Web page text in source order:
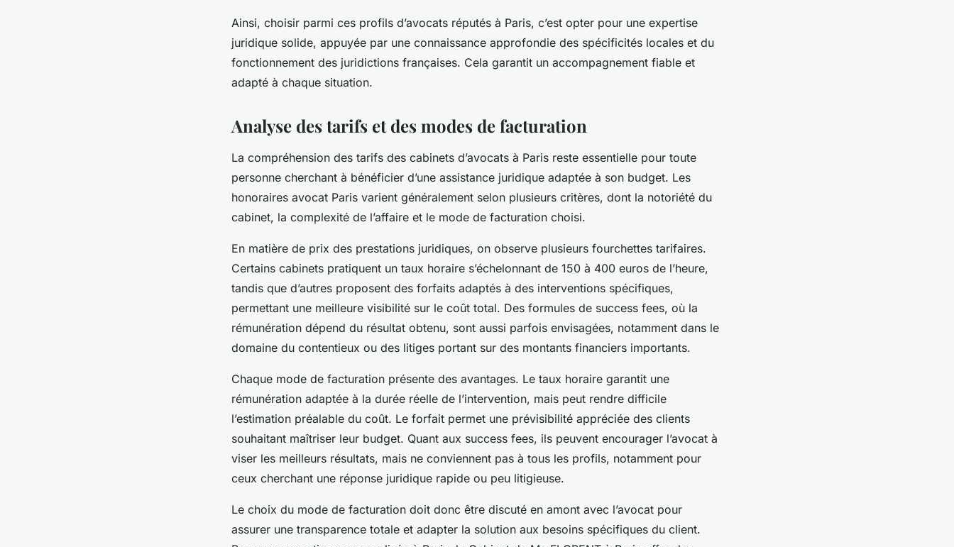
Ainsi, choisir parmi ces profils d’avocats réputés à Paris, c’est opter pour une expertise
juridique solide, appuyée par une connaissance approfondie des spécificités locales et du
fonctionnement des juridictions françaises. Cela garantit un accompagnement fiable et
adapté à chaque situation.
Analyse des tarifs et des modes de facturation
La compréhension des tarifs des cabinets d’avocats à Paris reste essentielle pour toute
personne cherchant à bénéficier d’une assistance juridique adaptée à son budget. Les
honoraires avocat Paris varient généralement selon plusieurs critères, dont la notoriété du
cabinet, la complexité de l’affaire et le mode de facturation choisi.
En matière de prix des prestations juridiques, on observe plusieurs fourchettes tarifaires.
Certains cabinets pratiquent un taux horaire s’échelonnant de 150 à 400 euros de l’heure,
tandis que d’autres proposent des forfaits adaptés à des interventions spécifiques,
permettant une meilleure visibilité sur le coût total. Des formules de success fees, où la
rémunération dépend du résultat obtenu, sont aussi parfois envisagées, notamment dans le
domaine du contentieux ou des litiges portant sur des montants financiers importants.
Chaque mode de facturation présente des avantages. Le taux horaire garantit une
rémunération adaptée à la durée réelle de l’intervention, mais peut rendre difficile
l’estimation préalable du coût. Le forfait permet une prévisibilité appréciée des clients
souhaitant maîtriser leur budget. Quant aux success fees, ils peuvent encourager l’avocat à
viser les meilleurs résultats, mais ne conviennent pas à tous les profils, notamment pour
ceux cherchant une réponse juridique rapide ou peu litigieuse.
Le choix du mode de facturation doit donc être discuté en amont avec l’avocat pour
assurer une transparence totale et adapter la solution aux besoins spécifiques du client.